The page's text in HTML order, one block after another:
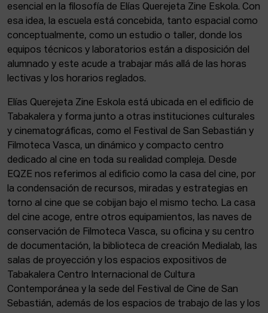
© Elías Querejeta Zine Eskola 2026
Tabakalera · Andre zigarrogileak plaza, 1
20012 Donostia / San Sebastián
T. 0034 943 545 005
E. info@zine-eskola.eus
esencial en la filosofía de Elías Querejeta Zine Eskola. Con
esa idea, la escuela está concebida, tanto espacial como
conceptualmente, como un estudio o taller, donde los
equipos técnicos y laboratorios están a disposición del
alumnado y este acude a trabajar más allá de las horas
lectivas y los horarios reglados.
Elías Querejeta Zine Eskola está ubicada en el edificio de
Tabakalera y forma junto a otras instituciones culturales
y cinematográficas, como el Festival de San Sebastián y
Filmoteca Vasca, un dinámico y compacto centro
dedicado al cine en toda su realidad compleja. Desde
EQZE nos referimos al edificio como la casa del cine, por
la condensación de recursos, miradas y estrategias en
torno al cine que se cobijan bajo el mismo techo. La casa
del cine acoge, entre otros equipamientos, las naves de
conservación de Filmoteca Vasca, su oficina y su centro
de documentación, la biblioteca de creación Medialab, las
salas de proyección y los espacios expositivos de
Tabakalera Centro Internacional de Cultura
Contemporánea y la sede del Festival de Cine de San
Sebastián, además de los espacios de trabajo de las y los